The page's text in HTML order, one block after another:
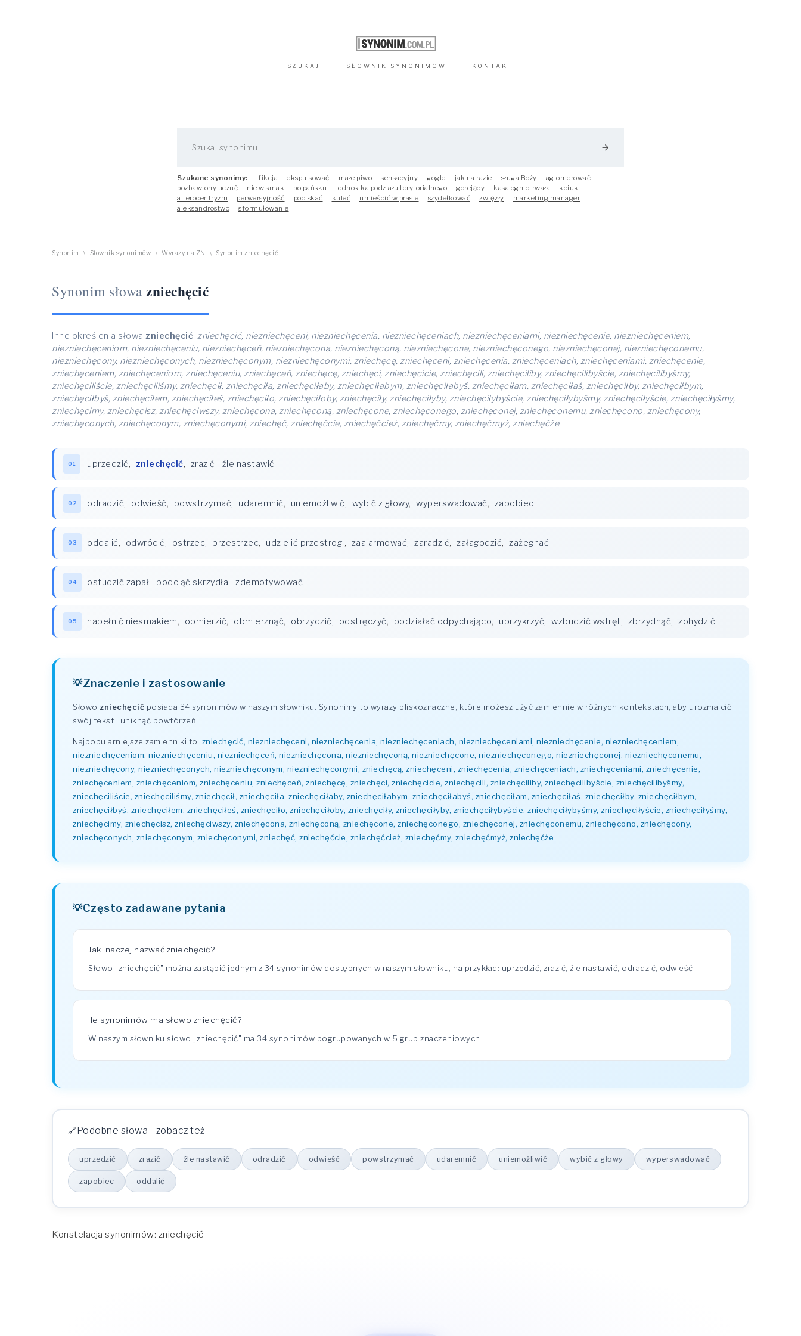
SZUKAJ SŁOWNIK SYNONIMÓW KONTAKT
arrow_forward
Szukane synonimy: fikcja ekspulsować małe piwo sensacyjny gogle jak na razie sługa Boży
aglomerować
pozbawiony uczuć
nie w smak po pańsku jednostka podziału terytorialnego gorejący kasa ogniotrwała
kciuk
alterocentryzm
perwersyjność pociskać kuleć umieścić w prasie szydełkować zwięzły
marketing manager
aleksandrostwo
sformułowanie
Synonim \ Słownik synonimów \ Wyrazy na ZN \ Synonim zniechęcić
Synonim słowa zniechęcić
Inne określenia słowa zniechęcić: zniechęcić, niezniechęceni, niezniechęcenia, niezniechęceniach, niezniechęceniami, niezniechęcenie, niezniechęceniem,
niezniechęceniom, niezniechęceniu, niezniechęceń, niezniechęcona, niezniechęconą, niezniechęcone, niezniechęconego, niezniechęconej, niezniechęconemu,
niezniechęcony, niezniechęconych, niezniechęconym, niezniechęconymi, zniechęcą, zniechęceni, zniechęcenia, zniechęceniach, zniechęceniami, zniechęcenie,
zniechęceniem, zniechęceniom, zniechęceniu, zniechęceń, zniechęcę, zniechęci, zniechęcicie, zniechęcili, zniechęciliby, zniechęcilibyście, zniechęcilibyśmy,
zniechęciliście, zniechęciliśmy, zniechęcił, zniechęciła, zniechęciłaby, zniechęciłabym, zniechęciłabyś, zniechęciłam, zniechęciłaś, zniechęciłby, zniechęciłbym,
zniechęciłbyś, zniechęciłem, zniechęciłeś, zniechęciło, zniechęciłoby, zniechęciły, zniechęciłyby, zniechęciłybyście, zniechęciłybyśmy, zniechęciłyście, zniechęciłyśmy,
zniechęcimy, zniechęcisz, zniechęciwszy, zniechęcona, zniechęconą, zniechęcone, zniechęconego, zniechęconej, zniechęconemu, zniechęcono, zniechęcony,
zniechęconych, zniechęconym, zniechęconymi, zniechęć, zniechęćcie, zniechęćcież, zniechęćmy, zniechęćmyż, zniechęćże
01 uprzedzić, zniechęcić, zrazić, źle nastawić
02 odradzić, odwieść, powstrzymać, udaremnić, uniemożliwić, wybić z głowy, wyperswadować, zapobiec
03 oddalić, odwrócić, ostrzec, przestrzec, udzielić przestrogi, zaalarmować, zaradzić, załagodzić, zażegnać
04 ostudzić zapał, podciąć skrzydła, zdemotywować
05 napełnić niesmakiem, obmierzić, obmierznąć, obrzydzić, odstręczyć, podziałać odpychająco, uprzykrzyć, wzbudzić wstręt, zbrzydnąć, zohydzić
Znaczenie i zastosowanie
Słowo zniechęcić posiada 34 synonimów w naszym słowniku. Synonimy to wyrazy bliskoznaczne, które możesz użyć zamiennie w różnych kontekstach, aby urozmaicić
swój tekst i uniknąć powtórzeń.
Najpopularniejsze zamienniki to: zniechęcić, niezniechęceni, niezniechęcenia, niezniechęceniach, niezniechęceniami, niezniechęcenie, niezniechęceniem,
niezniechęceniom, niezniechęceniu, niezniechęceń, niezniechęcona, niezniechęconą, niezniechęcone, niezniechęconego, niezniechęconej, niezniechęconemu,
niezniechęcony, niezniechęconych, niezniechęconym, niezniechęconymi, zniechęcą, zniechęceni, zniechęcenia, zniechęceniach, zniechęceniami, zniechęcenie,
zniechęceniem, zniechęceniom, zniechęceniu, zniechęceń, zniechęcę, zniechęci, zniechęcicie, zniechęcili, zniechęciliby, zniechęcilibyście, zniechęcilibyśmy,
zniechęciliście, zniechęciliśmy, zniechęcił, zniechęciła, zniechęciłaby, zniechęciłabym, zniechęciłabyś, zniechęciłam, zniechęciłaś, zniechęciłby, zniechęciłbym,
zniechęciłbyś, zniechęciłem, zniechęciłeś, zniechęciło, zniechęciłoby, zniechęciły, zniechęciłyby, zniechęciłybyście, zniechęciłybyśmy, zniechęciłyście, zniechęciłyśmy,
zniechęcimy, zniechęcisz, zniechęciwszy, zniechęcona, zniechęconą, zniechęcone, zniechęconego, zniechęconej, zniechęconemu, zniechęcono, zniechęcony,
zniechęconych, zniechęconym, zniechęconymi, zniechęć, zniechęćcie, zniechęćcież, zniechęćmy, zniechęćmyż, zniechęćże
Często zadawane pytania
Jak inaczej nazwać zniechęcić?
Słowo „zniechęcić" można zastąpić jednym z 34 synonimów dostępnych w naszym słowniku, na przykład: uprzedzić, zrazić, źle nastawić, odradzić, odwieść.
Ile synonimów ma słowo zniechęcić?
W naszym słowniku słowo „zniechęcić" ma 34 synonimów pogrupowanych w 5 grup znaczeniowych.
Podobne słowa - zobacz też
uprzedzić zrazić źle nastawić odradzić odwieść powstrzymać udaremnić uniemożliwić wybić z głowy wyperswadować
zapobiec oddalić
Konstelacja synonimów: zniechęcić